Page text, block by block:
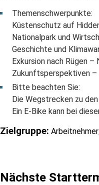
Themenschwerpunkte:
Küstenschutz auf
Nationalpark und
Geschichte und
Exkursion nach Rügen
Zukunftsperspektiven –
Bitte beachten Sie:
Die Wegstrecken zu
Ein E-Bike kann bei
Zielgruppe:
Nächste